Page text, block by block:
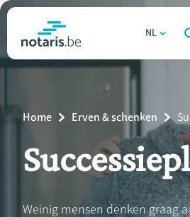
Overslaan
naar
gaan
notaris.behomepage
NL
Erven & schenken
Ondernemen
Breadcrumb
Home Erven & schenken
Weinig mensen denken graag